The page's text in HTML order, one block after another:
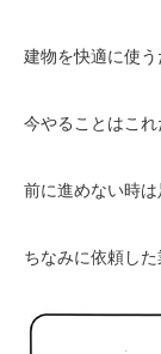
建物を快適に使う
今やることはこれ
前に進めない時は
ちなみに依頼した